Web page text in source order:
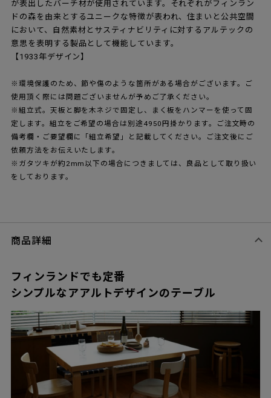
が表出したバーチ材が使用されています。それぞれがフィンラン
ドの森を由来とするユニークな特徴が表われ、住まいと公共空間
において、自然素材とサスティナビリティに対するアルテックの
意思を表明する製品として機能しています。
【1933年デザイン】
※環境保護のため、節や傷のような箇所がある場合がございます。ご
使用頂く際には問題ございませんが予めご了承ください。
※組立式。天板と脚を木ネジで固定し、まく板をハンマーを使って固
定します。組立をご希望の場合は別途4950円掛かります。ご注文時の
備考欄・ご要望欄に「組立希望」と記載してください。ご注文後にご
依頼方法をお伝えいたします。
※ガタツキが約2mm以下の場合につきましては、良品として取り扱い
をしております。
商品詳細
フィンランドでも定番
シンプルなアアルトデザインのテーブル